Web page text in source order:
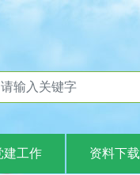
建工作 资料下载